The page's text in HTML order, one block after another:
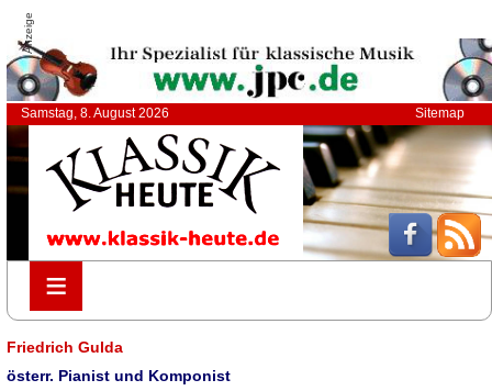
Anzeige
Samstag, 8. August 2026 Sitemap
≡
≡
Friedrich Gulda
österr. Pianist und Komponist